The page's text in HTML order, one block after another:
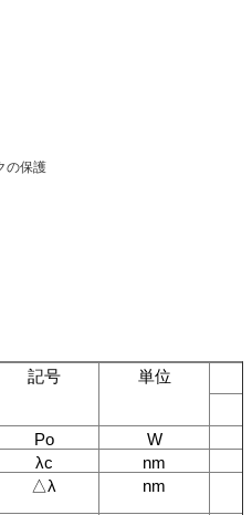
の保護
記号
単位
Po
W
λc
nm
△λ nm